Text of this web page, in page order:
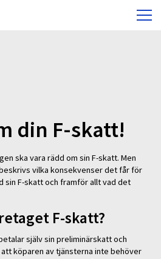
din F-skatt!
ska vara rädd om sin F-skatt. Men
vilka konsekvenser det får för
sin F-skatt och framför allt vad det
F-skatt?
själv sin preliminärskatt och
köparen av tjänsterna inte behöver